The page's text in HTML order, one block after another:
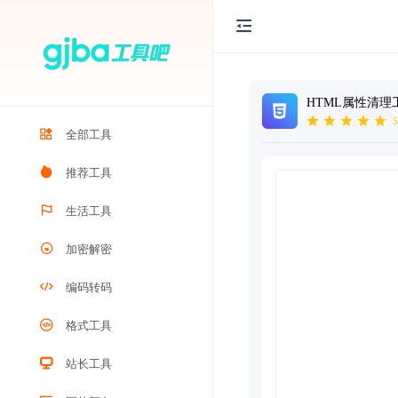
全部工具
推荐工具
生活工具
加密解密
编码转码
格式工具
站长工具
HTML属性清理
5